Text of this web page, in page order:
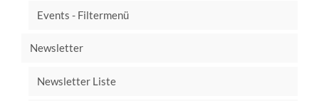
Events - Filtermenü
Newsletter
Newsletter Liste